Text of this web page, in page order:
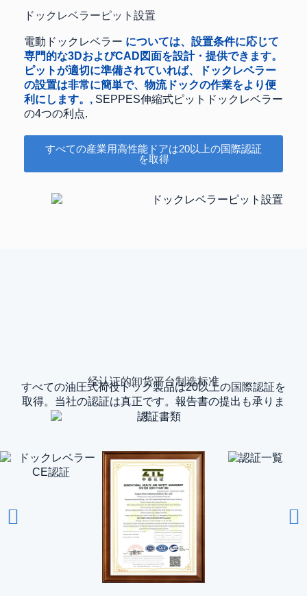
ドックレベラーピット設置
電動ドックレベラー については、設置条件に応じて
専門的な3DおよびCAD図面を設計・提供できます。
ピットが適切に準備されていれば、ドックレベラー
の設置は非常に簡単で、物流ドックの作業をより便
利にします。, SEPPES伸縮式ピットドックレベラー
の4つの利点.
すべての産業用高性能ドアは20以上の国際認証
を取得
经认证的卸货平台制造标准
すべての油圧式荷役ドック製品は20以上の国際認証を
取得。当社の認証は真正です。報告書の提出も承りま
す。.